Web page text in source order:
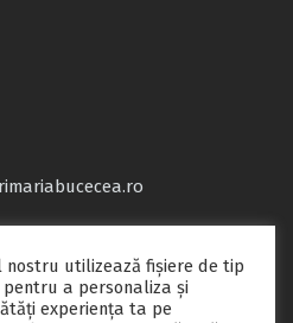
nr.71, județul
nostru utilizează fişiere de tip
pentru a personaliza și
experiența ta pe